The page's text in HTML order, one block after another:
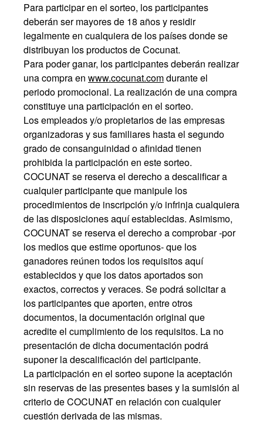
Para participar en el sorteo, los participantes
deberán ser mayores de 18 años y residir
legalmente en cualquiera de los países donde se
distribuyan los productos de Cocunat.
Para poder ganar, los participantes deberán realizar
una compra en www.cocunat.comdurante el
periodo promocional. La realización de una compra
constituye una participación en el sorteo.
Los empleados y/o propietarios de las empresas
organizadoras y sus familiares hasta el segundo
grado de consanguinidad o afinidad tienen
prohibida la participación en este sorteo.
COCUNAT se reserva el derecho a descalificar a
cualquier participante que manipule los
procedimientos de inscripción y/o infrinja cualquiera
de las disposiciones aquí establecidas. Asimismo,
COCUNAT se reserva el derecho a comprobar -por
los medios que estime oportunos- que los
ganadores reúnen todos los requisitos aquí
establecidos y que los datos aportados son
exactos, correctos y veraces. Se podrá solicitar a
los participantes que aporten, entre otros
documentos, la documentación original que
acredite el cumplimiento de los requisitos. La no
presentación de dicha documentación podrá
suponer la descalificación del participante.
La participación en el sorteo supone la aceptación
sin reservas de las presentes bases y la sumisión al
criterio de COCUNAT en relación con cualquier
cuestión derivada de las mismas.